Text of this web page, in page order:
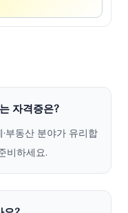
자격증은?
·부동산 분야가 유리합
비하세요.